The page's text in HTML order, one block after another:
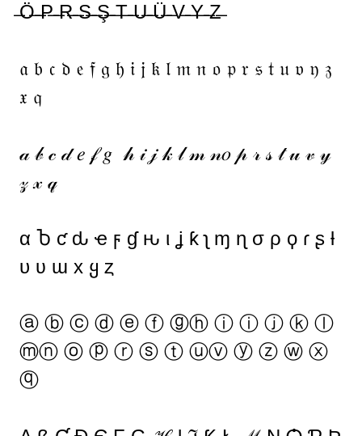
̶Ö̶ ̶P̶ ̶R̶ ̶S̶ ̶Ş̶ ̶T̶ ̶U̶ ̶Ü̶ ̶V̶ ̶Y̶ ̶Z̶
𝔞 𝔟 𝔠 𝔡 𝔢 𝔣 𝔤 𝔥 𝔦 𝔧 𝔨 𝔩 𝔪 𝔫 𝔬 𝔭 𝔯 𝔰 𝔱 𝔲 𝔳 𝔶 𝔷
𝔵 𝔮
𝒶 𝒷 𝒸 𝒹 𝑒 𝒻 𝑔 𝒽 𝒾 𝒿 𝓀 𝓁 𝓂 𝓃𝑜 𝓅 𝓇 𝓈 𝓉 𝓊 𝓋 𝓎
𝓏 𝓍 𝓆
α Ⴆ ƈ ԃ ҽ ϝ ɠ ԋ ι ʝ ƙ ʅ ɱ ɳ σ ρ ϙ ɾ ʂ ƚ
υ ʋ ɯ x ყ ȥ
ⓐ ⓑ ⓒ ⓓ ⓔ ⓕ ⓖⓗ ⓘ ⓘ ⓙ ⓚ ⓛ
ⓜⓝ ⓞ ⓟ ⓡ ⓢ ⓣ ⓤⓥ ⓨ ⓩ ⓦ ⓧ
ⓠ